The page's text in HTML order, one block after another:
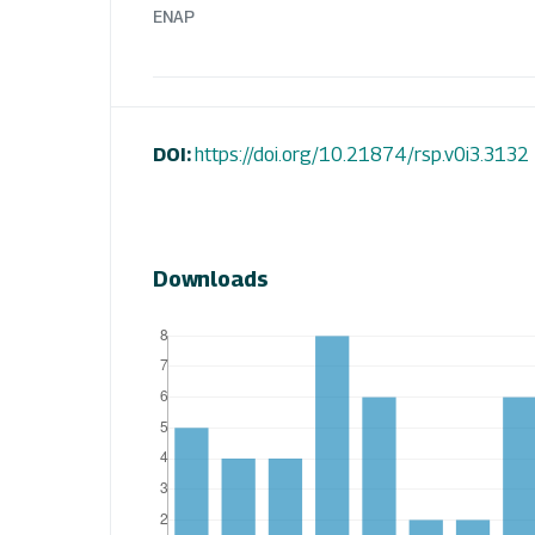
ENAP
DOI:https://doi.org/10.21874/rsp.v0i3.3132
Downloads